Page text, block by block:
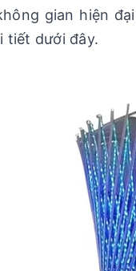
gian hiện
tiết dưới đây.